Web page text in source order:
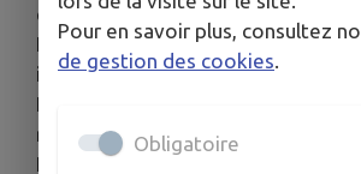
équipe de bénévoles.
Elle a dû sortir du réseau de
intercommunal en septembre 2016.
Le local renferme encore des livres
redevenu communal.
Les bénévoles, impliqués dans sa
Pour en savoir plus, consultez
de gestion des cookies.
Obligatoire